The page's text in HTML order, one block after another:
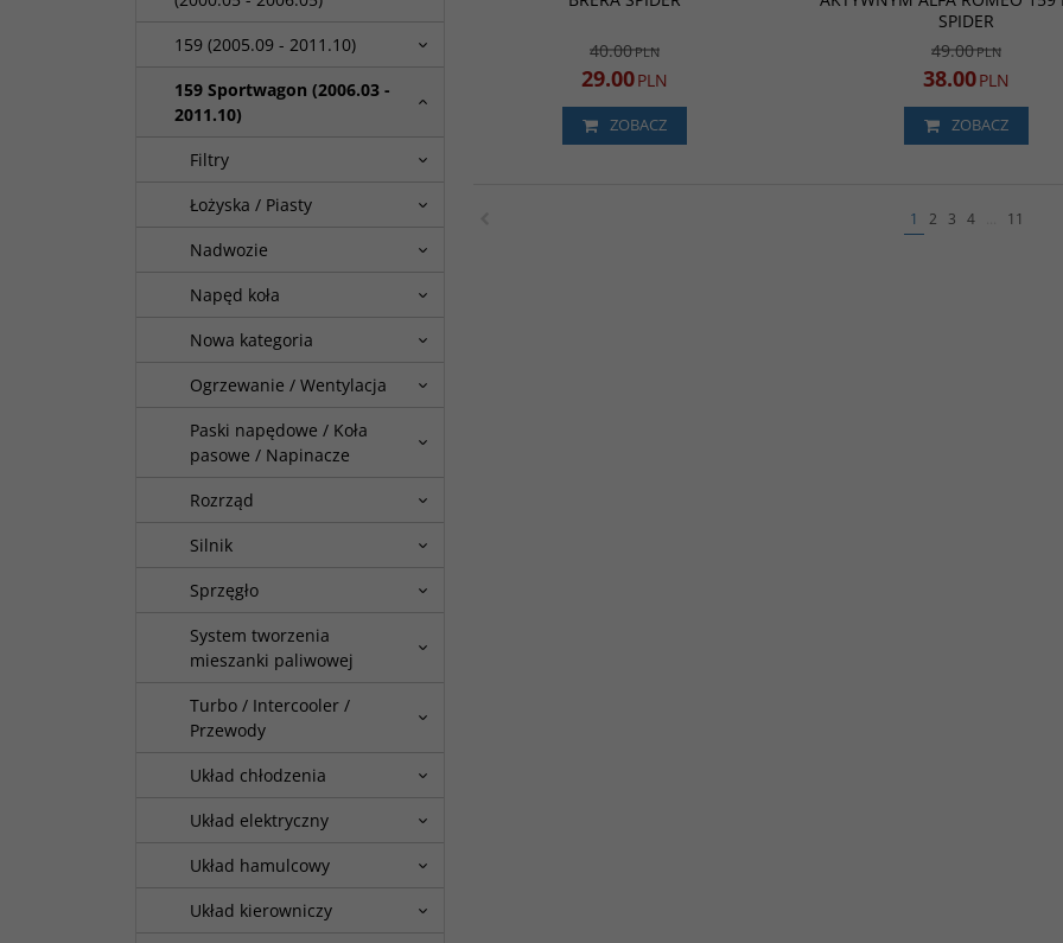
40.00PLN
29.00PLN
ZOBACZ
SPIDER
49.00PLN
38.00PLN
ZOBACZ
1 2 3 4 11
159 (2005.09 - 2011.10)
159 Sportwagon (2006.03 -
2011.10)
Filtry
Łożyska / Piasty
Nadwozie
Napęd koła
Nowa kategoria
Ogrzewanie / Wentylacja
Paski napędowe / Koła
pasowe / Napinacze
Rozrząd
Silnik
Sprzęgło
System tworzenia
mieszanki paliwowej
Turbo / Intercooler /
Przewody
Układ chłodzenia
Układ elektryczny
Układ hamulcowy
Układ kierowniczy